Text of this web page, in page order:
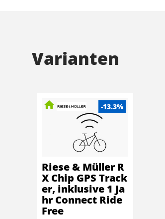
Varianten
-13.3%
Riese & Müller R
X Chip GPS Track
er, inklusive 1 Ja
hr Connect Ride
Free